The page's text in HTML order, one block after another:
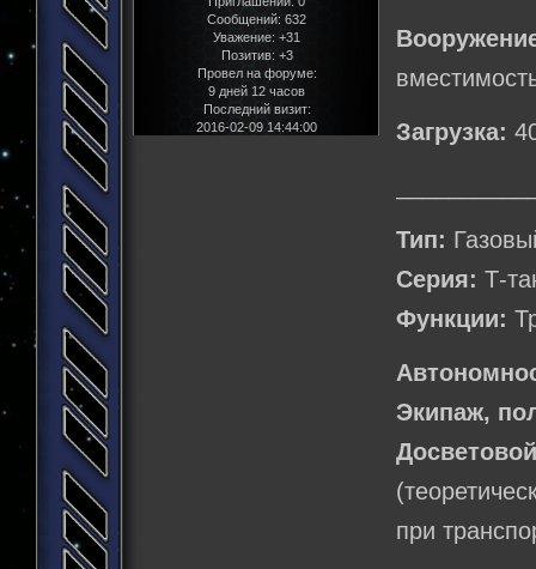
Сообщений: 632
Уважение: +31
Позитив: +3
Провел на форуме:
9 дней 12 часов
Последний визит:
2016-02-09 14:44:00
Загрузка:
Тип:
Серия: Т-
Функции:
Экипаж,
при